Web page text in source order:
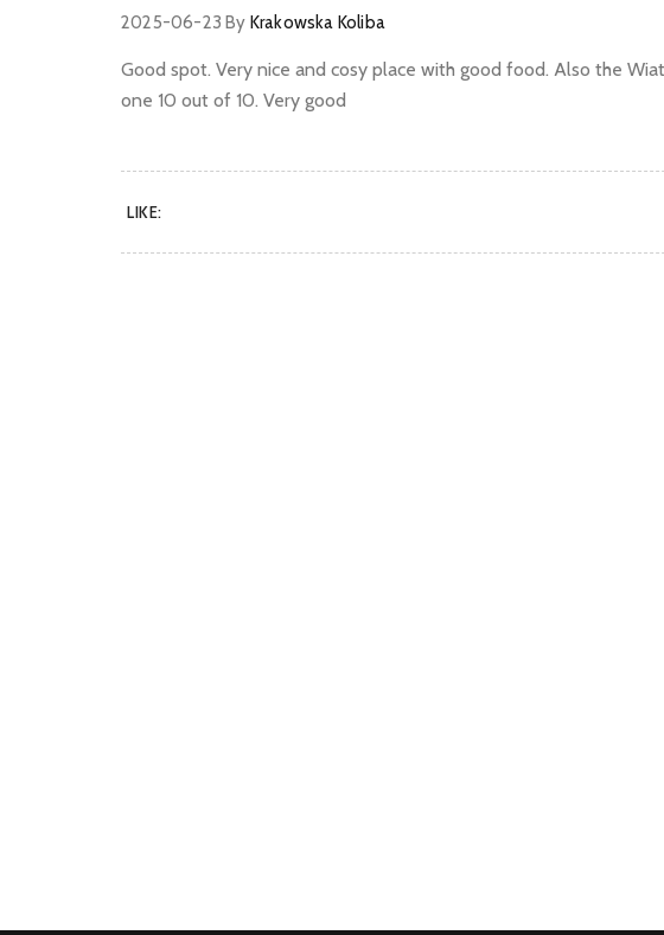
2025-06-23 By Krakowska Koliba
Good spot. Very nice and cosy place with good food. Also the
one 10 out of 10. Very good
LIKE: